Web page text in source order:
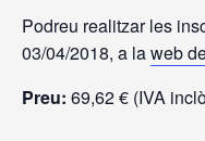
Podreu realitzar les
03/04/2018, a laweb
Preu: 69,62 € (IVA